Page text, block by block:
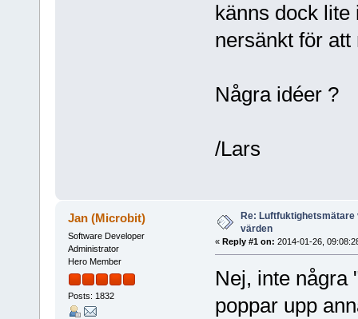
känns dock lite
nersänkt för
Några idéer ?
/Lars
Jan (Microbit)
Software Developer
Administrator
Hero Member
Posts: 1832
Re:
värden
« Reply #1 on: 2014-01-26,
Nej, inte några
poppar upp